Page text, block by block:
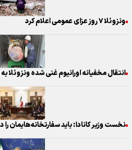
ونزوئلا ۷ روز عزای عمومی اعلام کرد
انتقال مخفیانه اورانیوم غنی شده ونزوئلا به
نخست وزیر کانادا: باید سفارتخانه‌هایمان را